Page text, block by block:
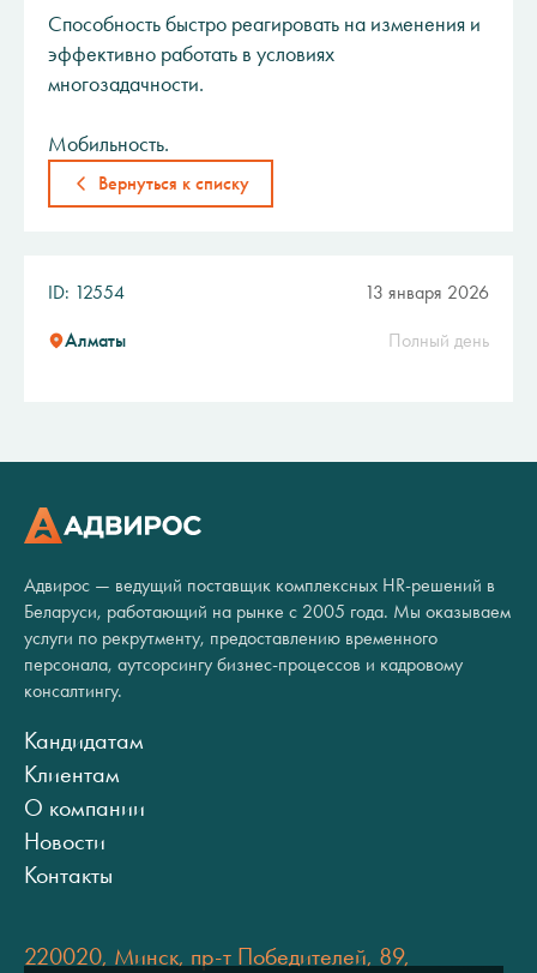
Способность быстро реагировать на изменения и
эффективно работать в условиях
многозадачности.
Мобильность.
Вернуться к списку
ID: 12554 13 января 2026
Алматы Полный день
Адвирос — ведущий поставщик комплексных HR-решений в
Беларуси, работающий на рынке с 2005 года. Мы оказываем
услуги по рекрутменту, предоставлению временного
персонала, аутсорсингу бизнес-процессов и кадровому
консалтингу.
Кандидатам
Клиентам
О компании
Новости
Контакты
220020, Минск, пр-т Победителей, 89,